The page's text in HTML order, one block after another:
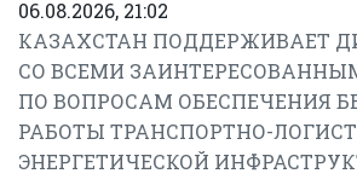
06.08.2026, 21:02
КАЗАХСТАН ПОДДЕРЖИВАЕТ
СО ВСЕМИ
ПО ВОПРОСАМ ОБЕСПЕЧЕНИЯ
РАБОТЫ ТРАНСПОРТНО-
ЭНЕРГЕТИЧЕСКОЙ